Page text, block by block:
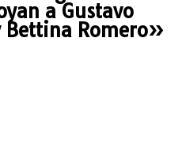
a Gustavo
Bettina Romero»